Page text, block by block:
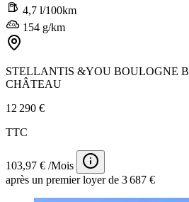
4,7 l/100km
154 g/km
STELLANTIS &YOU BOULOGNE
CHÂTEAU
12 290 €
TTC
103,97 € /Mois
après un premier loyer de 3 687 €